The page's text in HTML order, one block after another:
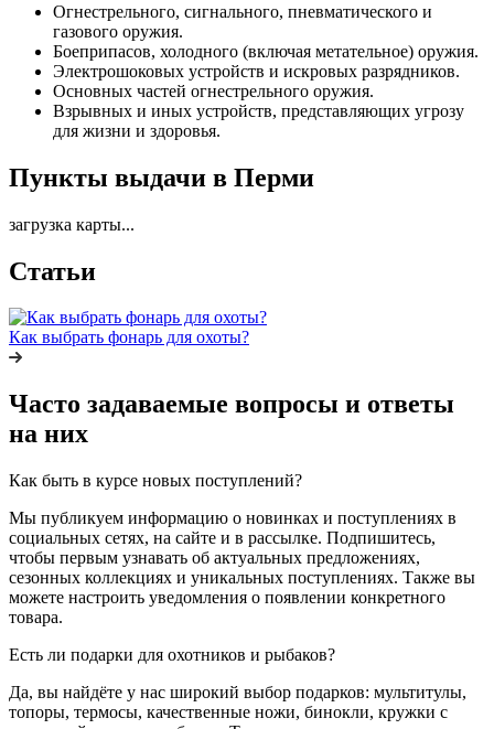
Огнестрельного, сигнального, пневматического и
газового оружия.
Боеприпасов, холодного (включая метательное) оружия.
Электрошоковых устройств и искровых разрядников.
Основных частей огнестрельного оружия.
Взрывных и иных устройств, представляющих угрозу
для жизни и здоровья.
Пункты выдачи в Перми
загрузка карты...
Статьи
Как выбрать фонарь для охоты?
Часто задаваемые вопросы и ответы
на них
Как быть в курсе новых поступлений?
Мы публикуем информацию о новинках и поступлениях в
социальных сетях, на сайте и в рассылке. Подпишитесь,
чтобы первым узнавать об актуальных предложениях,
сезонных коллекциях и уникальных поступлениях. Также вы
можете настроить уведомления о появлении конкретного
товара.
Есть ли подарки для охотников и рыбаков?
Да, вы найдёте у нас широкий выбор подарков: мультитулы,
топоры, термосы, качественные ножи, бинокли, кружки с